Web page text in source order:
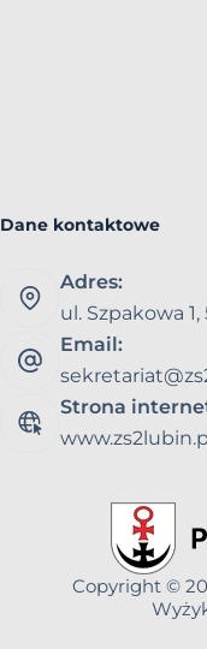
Dane kontaktowe
Adres:
ul. Szpakowa
Email:
Strona
Copyright ©